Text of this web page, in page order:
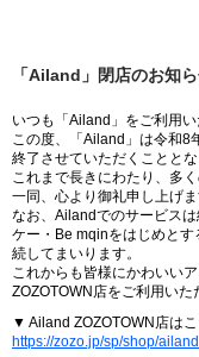
「Ailand」閉店のお知
いつも「Ailand」をご利用
この度、「Ailand」は令和8
終了させていただくこととな
これまで長きにわたり、多
一同、心より御礼申し上げま
なお、Ailandでのサービス
ケー・Be mqinをはじめと
続してまいります。
これからも皆様にかわいい
ZOZOTOWN店をご利用いた
▼ Ailand ZOZOTOWN店はこ
https://zozo.jp/sp/shop/